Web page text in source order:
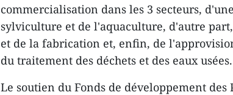
commercialisation dans les 3 secteurs,
sylviculture et de l'aquaculture, d'autre
et de la fabrication et, enfin, de
du traitement des déchets et des eaux usées.
Le soutien du Fonds de développement